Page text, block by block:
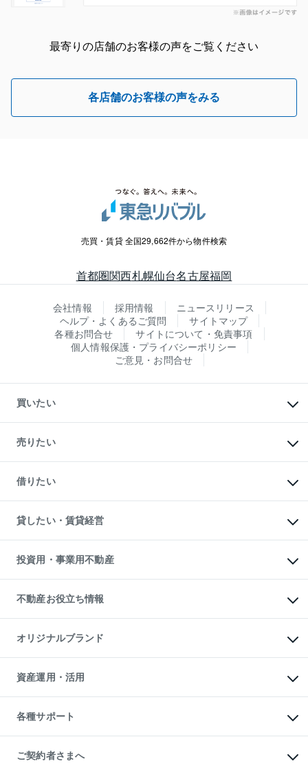
最寄りの店舗のお客様の声をご覧ください
各店舗のお客様の声をみる
売買・賃貸 全国29,662件から物件検索
首都圏関西札幌仙台名古屋福岡
会社情報 採用情報
ニュースリリース
ヘルプ・よくあるご質問
サイトマップ
各種お問合せ
サイトについて・免責事項
個人情報保護・プライバシーポリシー
ご意見・お問合せ
買いたい
新築・分譲マンションの購入
中古マンションの購入
一戸建ての購入
中古一戸建ての購入
不動産購入の流れ
注目キーワード物件特集
購入ガイド
English 繁体中文簡体中文
売りたい
一戸建ての売却・査定
土地の売却・査定
スピードAI査定
不動産査定について
不動産売却の流れ
不動産買換えの流れ
売却ガイド
借りたい
オフィス・店舗の賃貸
借りるときの流れ
借りるガイド
貸したい・賃貸経営
マンション賃料データ
賃貸管理プラン
リロケーションについて
貸すガイド
投資用・事業用不動産
事業用不動産
マンション投資
投資用マンション
アパート経営
収益物件
ビル購入（ビル一棟）
投資用不動産の売却査定
事業用不動産の売却査定
不動産お役立ち情報
マンションライブラリー
人気マンションランキング
暮らしに役立つ不動産メディア
不動産相場・不動産価格情報
不動産コラム・ニュース
不動産用語集
不動産なんでもネット相談室
住まいの税金
オリジナルブランド
一棟リノベーションマンション
L`GENTE（ルジェンテ）
区分リノベーションマンション
投資用一棟レジデンスWELL
不動産小口投資
LEGACIA（レガシア）
資産運用・活用
不動産M&A
アセットマネジメント・出資
各種サポート
相続サポート
リフォームサポート
ご契約者さまへ